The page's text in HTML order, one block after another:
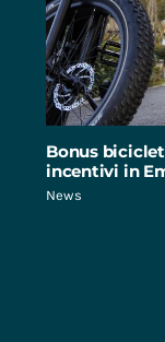
Bonus
incentivi in
News